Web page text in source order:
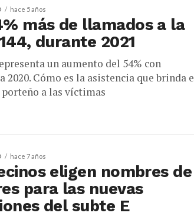
hace 5 años
más de llamados a la
durante 2021
un aumento del 54% con
2020. Cómo es la asistencia que brinda
a las víctimas
hace 7 años
eligen nombres de
para las nuevas
del subte E